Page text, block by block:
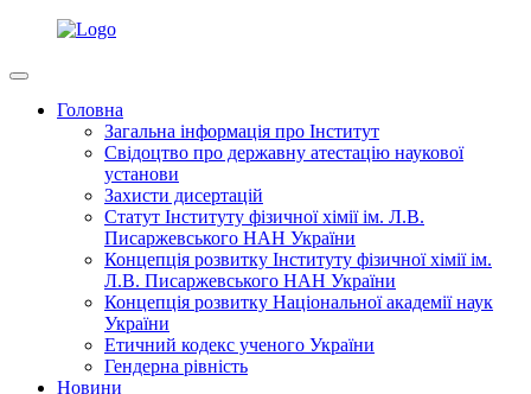
Головна
Загальна інформація про Інститут
Свідоцтво про державну атестацію наукової
установи
Захисти дисертацій
Статут Інституту фізичної хімії ім. Л.В.
Писаржевського НАН України
Концепція розвитку Інституту фізичної хімії ім.
Л.В. Писаржевського НАН України
Концепція розвитку Національної академії наук
України
Етичний кодекс ученого України
Гендерна рівність
Новини